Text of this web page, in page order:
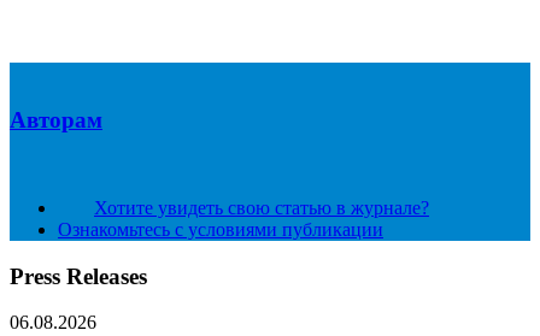
Авторам
Хотите увидеть свою статью в журнале?
Ознакомьтесь с условиями публикации
Press Releases
06.08.2026